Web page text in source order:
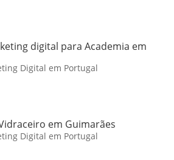
digital para Academia em
Digital em Portugal
em Guimarães
Digital em Portugal